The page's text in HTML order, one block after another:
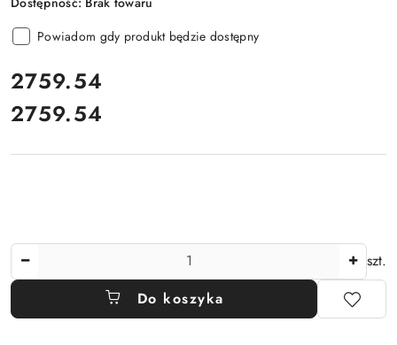
Powiadom gdy produkt będzie dostępny
cena:
2759.54
Cena:
2759.54
szt.
Do koszyka